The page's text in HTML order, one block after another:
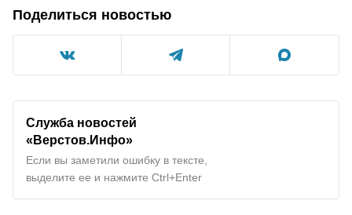
Поделиться новостью
Служба новостей
«Верстов.Инфо»
Если вы заметили ошибку в тексте,
выделите ее и нажмите Ctrl+Enter